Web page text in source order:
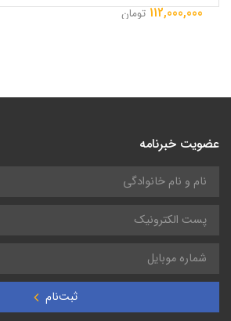
112,000,000 تومان
عضویت خبرنامه
ثبت‌نام